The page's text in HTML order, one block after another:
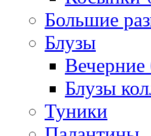
Большие
Блузы
Вечерние
Блузы
Туники